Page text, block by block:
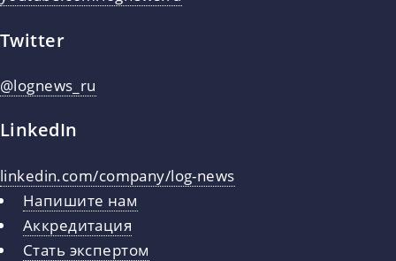
Twitter
@lognews_ru
LinkedIn
linkedin.com/company/log-news
Напишите нам
Аккредитация
Стать экспертом